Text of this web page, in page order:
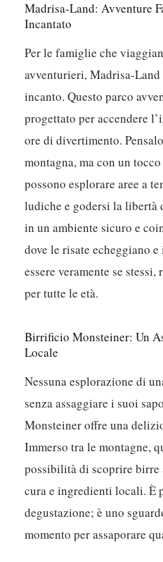
Madrisa-Land: Avventure
Incantato
Per le famiglie che
avventurieri, Madrisa-Land
incanto. Questo parco
progettato per accendere
ore di divertimento.
montagna, ma con un
possono esplorare aree a
ludiche e godersi la libertà
in un ambiente sicuro e
dove le risate echeggiano
essere veramente se
per tutte le età.
Birrificio Monsteiner: Un
Locale
Nessuna esplorazione di
senza assaggiare i suoi
Monsteiner offre una
Immerso tra le montagne,
possibilità di scoprire
cura e ingredienti locali. È
degustazione; è uno
momento per assaporare